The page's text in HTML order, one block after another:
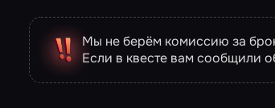
Мы не берём комиссию за
Если в квесте вам сообщили